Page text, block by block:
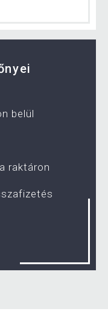
belül
raktáron